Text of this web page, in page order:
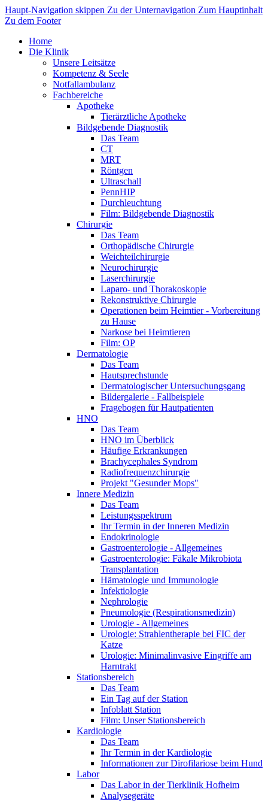
Haupt-Navigation skippen Zu der Unternavigation Zum Hauptinhalt
Zu dem Footer
Home
Die Klinik
Unsere Leitsätze
Kompetenz & Seele
Notfallambulanz
Fachbereiche
Apotheke
Tierärztliche Apotheke
Bildgebende Diagnostik
Das Team
CT
MRT
Röntgen
Ultraschall
PennHIP
Durchleuchtung
Film: Bildgebende Diagnostik
Chirurgie
Das Team
Orthopädische Chirurgie
Weichteilchirurgie
Neurochirurgie
Laserchirurgie
Laparo- und Thorakoskopie
Rekonstruktive Chirurgie
Operationen beim Heimtier - Vorbereitung
zu Hause
Narkose bei Heimtieren
Film: OP
Dermatologie
Das Team
Hautsprechstunde
Dermatologischer Untersuchungsgang
Bildergalerie - Fallbeispiele
Fragebogen für Hautpatienten
HNO
Das Team
HNO im Überblick
Häufige Erkrankungen
Brachycephales Syndrom
Radiofrequenzchirurgie
Projekt "Gesunder Mops"
Innere Medizin
Das Team
Leistungsspektrum
Ihr Termin in der Inneren Medizin
Endokrinologie
Gastroenterologie - Allgemeines
Gastroenterologie: Fäkale Mikrobiota
Transplantation
Hämatologie und Immunologie
Infektiologie
Nephrologie
Pneumologie (Respirationsmedizin)
Urologie - Allgemeines
Urologie: Strahlentherapie bei FIC der
Katze
Urologie: Minimalinvasive Eingriffe am
Harntrakt
Stationsbereich
Das Team
Ein Tag auf der Station
Infoblatt Station
Film: Unser Stationsbereich
Kardiologie
Das Team
Ihr Termin in der Kardiologie
Informationen zur Dirofilariose beim Hund
Labor
Das Labor in der Tierklinik Hofheim
Analysegeräte